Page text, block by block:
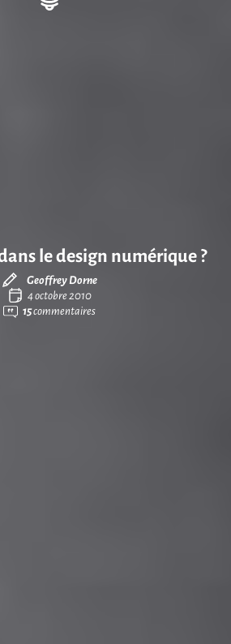
le design numérique ?
Geoffrey Dorne
4 octobre 2010
15commentaires